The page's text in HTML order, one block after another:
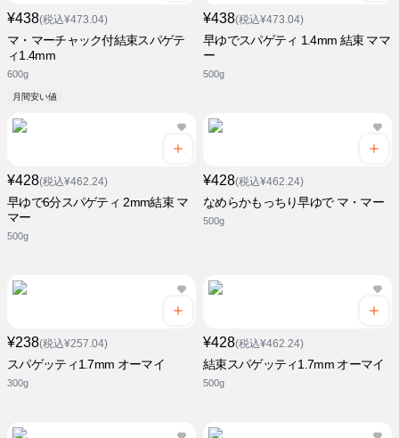
¥438(税込¥473.04)
マ・マーチャック付結束スパゲテ
ィ1.4mm
600g
月間安い値
¥438(税込¥473.04)
早ゆでスパゲティ 1.4mm 結束 ママ
ー
500g
¥428(税込¥462.24)
早ゆで6分スパゲティ 2mm結束 マ
マー
500g
¥428(税込¥462.24)
なめらかもっちり早ゆで マ・マー
500g
¥238(税込¥257.04)
スパゲッティ1.7mm オーマイ
300g
¥428(税込¥462.24)
結束スパゲッティ1.7mm オーマイ
500g